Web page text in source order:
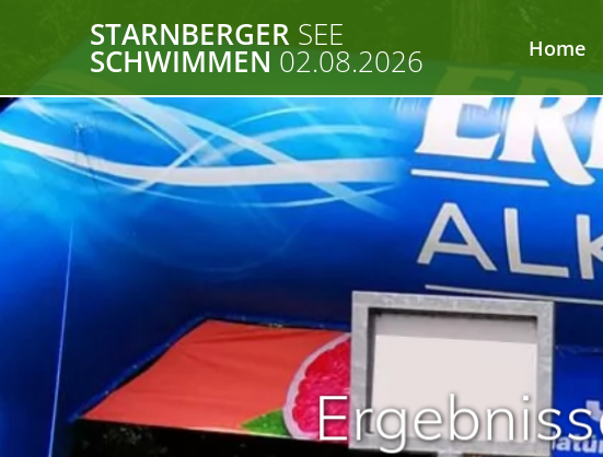
STARNBERGER SEE
SCHWIMMEN 02.08.2026 Home